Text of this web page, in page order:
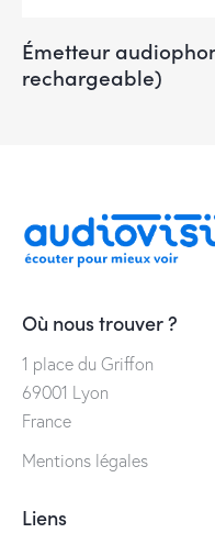
Émetteur
rechargeable)
Où nous trouver ?
1 place du Griffon
69001 Lyon
France
Mentions légales
Liens